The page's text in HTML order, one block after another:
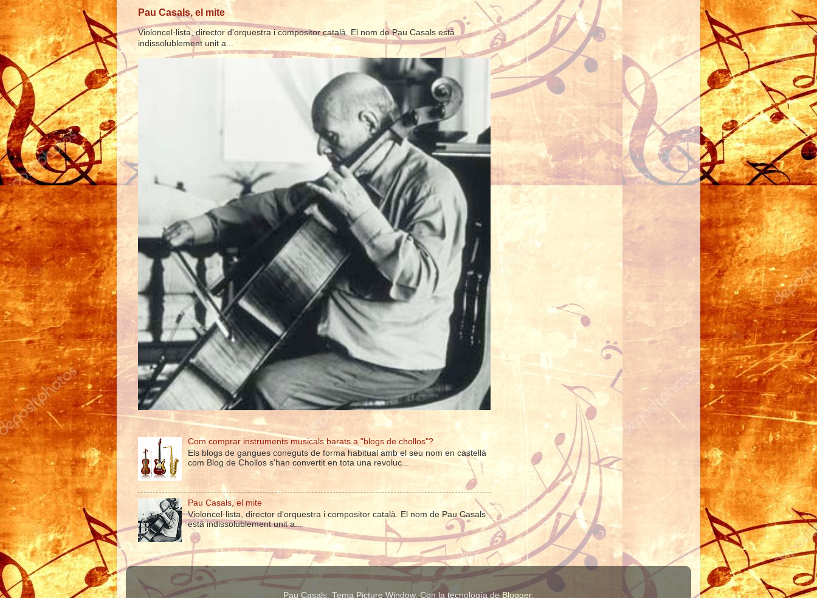
Pau Casals, el mite
Violoncel·lista, director d'orquestra i compositor català. El nom de Pau Casals està
indissolublement unit a...
Com comprar instruments musicals barats a "blogs de chollos"?
Els blogs de gangues coneguts de forma habitual amb el seu nom en castellà
com Blog de Chollos s'han convertit en tota una revoluc...
Pau Casals, el mite
Violoncel·lista, director d'orquestra i compositor català. El nom de Pau Casals
està indissolublement unit a...
Pau Casals. Tema Picture Window. Con la tecnología deBlogger.